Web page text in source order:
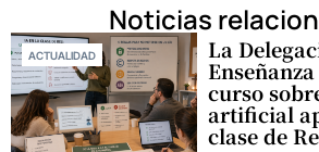
Noticias
ACTUALIDAD La
curso
artificial
clase de